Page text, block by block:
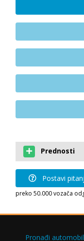
Prednosti
Postavi
preko 50.000 vozača
Pronađi automobil